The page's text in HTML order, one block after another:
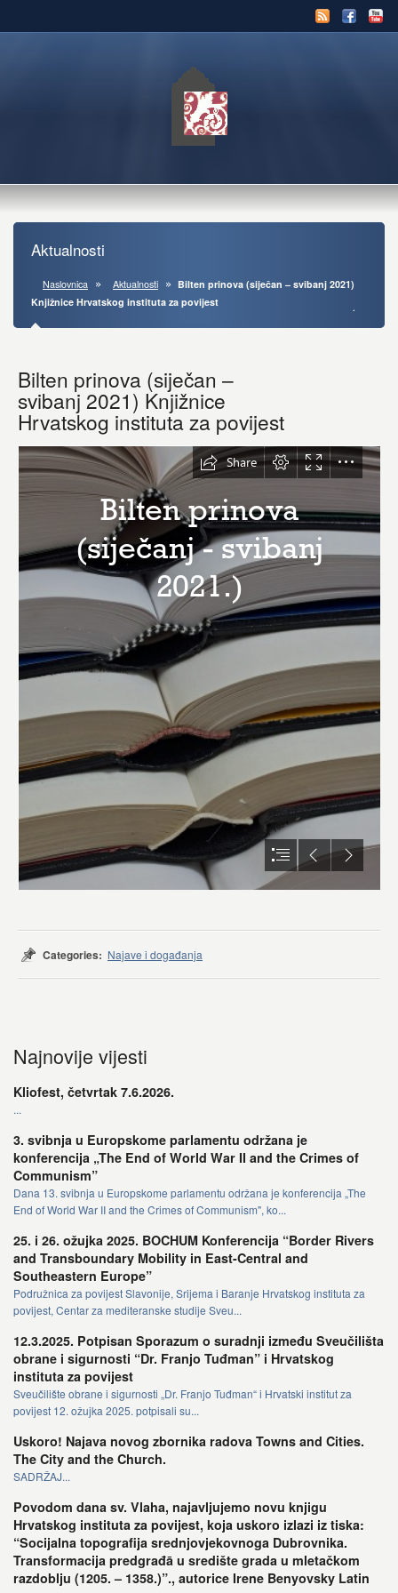
Aktualnosti
Naslovnica Aktualnosti
Bilten prinova (siječan – svibanj 2021)
Knjižnice Hrvatskog instituta za povijest
Bilten prinova (siječan –
svibanj 2021) Knjižnice
Hrvatskog instituta za povijest
Categories: Najave i događanja
Najnovije vijesti
Kliofest, četvrtak 7.6.2026.
...
3. svibnja u Europskome parlamentu održana je
konferencija „The End of World War II and the Crimes of
Communism”
Dana 13. svibnja u Europskome parlamentu održana je konferencija „The
End of World War II and the Crimes of Communism", ko...
25. i 26. ožujka 2025. BOCHUM Konferencija “Border Rivers
and Transboundary Mobility in East-Central and
Southeastern Europe”
Podružnica za povijest Slavonije, Srijema i Baranje Hrvatskog instituta za
povijest, Centar za mediteranske studije Sveu...
12.3.2025. Potpisan Sporazum o suradnji između Sveučilišta
obrane i sigurnosti “Dr. Franjo Tuđman” i Hrvatskog
instituta za povijest
Sveučilište obrane i sigurnosti „Dr. Franjo Tuđman“ i Hrvatski institut za
povijest 12. ožujka 2025. potpisali su...
Uskoro! Najava novog zbornika radova Towns and Cities.
The City and the Church.
SADRŽAJ...
Povodom dana sv. Vlaha, najavljujemo novu knjigu
Hrvatskog instituta za povijest, koja uskoro izlazi iz tiska:
“Socijalna topografija srednjovjekovnoga Dubrovnika.
Transformacija predgrađā u središte grada u mletačkom
razdoblju (1205. – 1358.)”., autorice Irene Benyovsky Latin